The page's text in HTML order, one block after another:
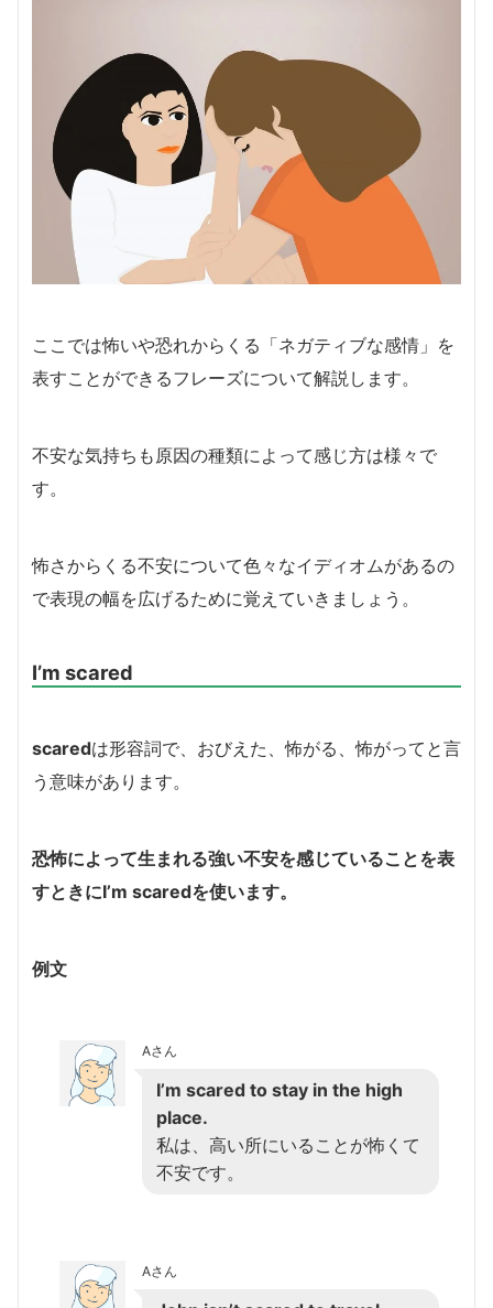
ここでは怖いや恐れからくる「ネガティブな感情」を
表すことができるフレーズについて解説します。
不安な気持ちも原因の種類によって感じ方は様々で
す。
怖さからくる不安について色々なイディオムがあるの
で表現の幅を広げるために覚えていきましょう。
I’m scared
scaredは形容詞で、おびえた、怖がる、怖がってと言
う意味があります。
恐怖によって生まれる強い不安を感じていることを表
すときにI’m scaredを使います。
例文
Aさん
I’m scared to stay in the high
place.
私は、高い所にいることが怖くて
不安です。
Aさん